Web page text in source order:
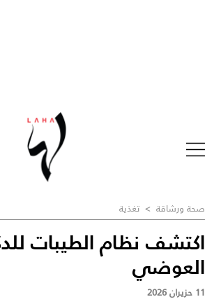
صحة ورشاقة > تغذية
اكتشف نظام الطيبات
العوضي
11 حزيران 2026